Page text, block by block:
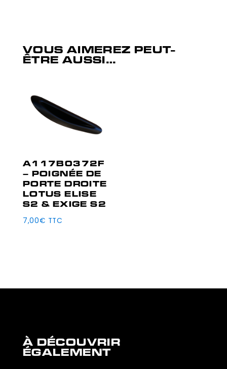
VOUS AIMEREZ PEUT-
ÊTRE AUSSI…
A117B0372F
– POIGNÉE DE
PORTE DROITE
LOTUS ELISE
S2 & EXIGE S2
7,00€ TTC
À DÉCOUVRIR
ÉGALEMENT